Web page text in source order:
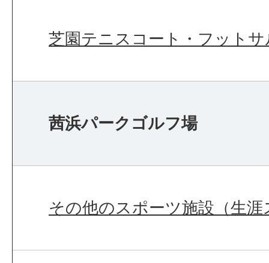
芝園テニスコート・フットサ
茜浜パークゴルフ場
その他のスポーツ施設（生